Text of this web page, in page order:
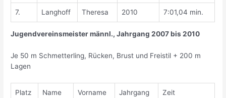
7. Langhoff Theresa 2010 7:01,04 min.
Jugendvereinsmeister männl., Jahrgang 2007 bis 2010
Je 50 m Schmetterling, Rücken, Brust und Freistil + 200 m
Lagen
Platz Name Vorname Jahrgang Zeit